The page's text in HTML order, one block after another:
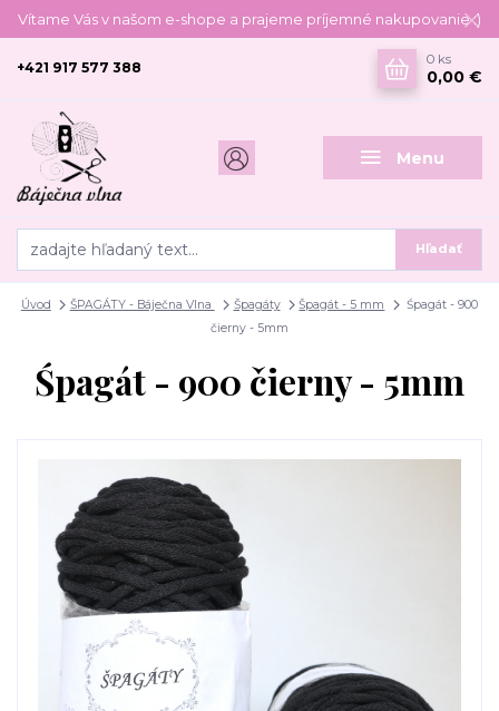
Vítame Vás v našom e-shope a prajeme príjemné nakupovanie :)
Menu
Hľadať
+421 917 577 388
0 ks
0,00 €
Úvod ŠPAGÁTY - Báječna Vlna Špagáty Špagát - 5 mm
Śpagát - 900
čierny - 5mm
Śpagát - 900 čierny - 5mm